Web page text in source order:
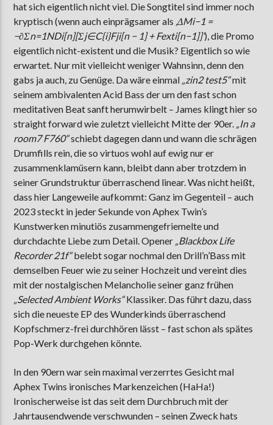
hat sich eigentlich nicht viel. Die Songtitel sind immer noch
kryptisch (wenn auch einprägsamer als ‚ΔMi−1 =
−∂Σn=1NDi[n][Σj∈C{i}Fji[n − 1] + Fexti[n−1]]‘), die Promo
eigentlich nicht-existent und die Musik? Eigentlich so wie
erwartet. Nur mit vielleicht weniger Wahnsinn, denn den
gabs ja auch, zu Genüge. Da wäre einmal „zin2 test5“mit
seinem ambivalenten Acid Bass der um den fast schon
meditativen Beat sanft herumwirbelt – James klingt hier so
straight forward wie zuletzt vielleicht Mitte der 90er. „In a
room7 F760“schiebt dagegen dann und wann die schrägen
Drumfills rein, die so virtuos wohl auf ewig nur er
zusammenklamüsern kann, bleibt dann aber trotzdem in
seiner Grundstruktur überraschend linear. Was nicht heißt,
dass hier Langeweile aufkommt: Ganz im Gegenteil – auch
2023 steckt in jeder Sekunde von Aphex Twin’s
Kunstwerken minutiös zusammengefriemelte und
durchdachte Liebe zum Detail. Opener „Blackbox Life
Recorder 21f“belebt sogar nochmal den Drill’n’Bass mit
demselben Feuer wie zu seiner Hochzeit und vereint dies
mit der nostalgischen Melancholie seiner ganz frühen
„Selected Ambient Works“Klassiker. Das führt dazu, dass
sich die neueste EP des Wunderkinds überraschend
Kopfschmerz-frei durchhören lässt – fast schon als spätes
Pop-Werk durchgehen könnte.
In den 90ern war sein maximal verzerrtes Gesicht mal
Aphex Twins ironisches Markenzeichen (HaHa!)
Ironischerweise ist das seit dem Durchbruch mit der
Jahrtausendwende verschwunden – seinen Zweck hats